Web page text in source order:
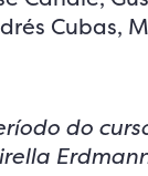
Cubas,
do